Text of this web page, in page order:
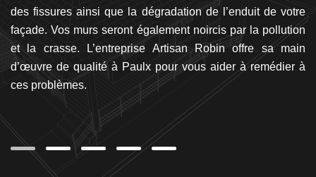
des fissures ainsi que la dégradation de l’enduit de votre
façade. Vos murs seront également noircis par la pollution
et la crasse. L’entreprise Artisan Robin offre sa main
d’œuvre de qualité à Paulx pour vous aider à remédier à
ces problèmes.